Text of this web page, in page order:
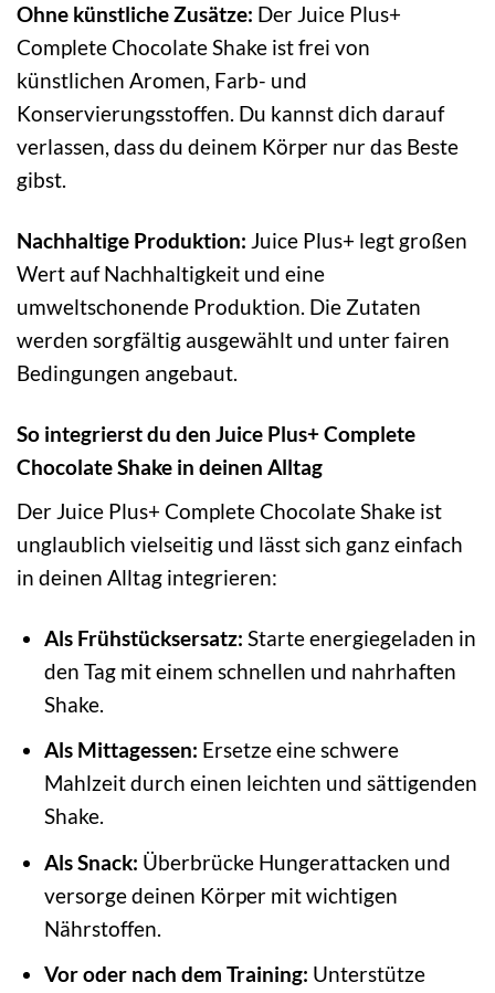
Ohne künstliche Zusätze: Der Juice Plus+
Complete Chocolate Shake ist frei von
künstlichen Aromen, Farb- und
Konservierungsstoffen. Du kannst dich darauf
verlassen, dass du deinem Körper nur das Beste
gibst.
Nachhaltige Produktion: Juice Plus+ legt großen
Wert auf Nachhaltigkeit und eine
umweltschonende Produktion. Die Zutaten
werden sorgfältig ausgewählt und unter fairen
Bedingungen angebaut.
So integrierst du den Juice Plus+ Complete
Chocolate Shake in deinen Alltag
Der Juice Plus+ Complete Chocolate Shake ist
unglaublich vielseitig und lässt sich ganz einfach
in deinen Alltag integrieren:
Als Frühstücksersatz: Starte energiegeladen in
den Tag mit einem schnellen und nahrhaften
Shake.
Als Mittagessen: Ersetze eine schwere
Mahlzeit durch einen leichten und sättigenden
Shake.
Als Snack: Überbrücke Hungerattacken und
versorge deinen Körper mit wichtigen
Nährstoffen.
Vor oder nach dem Training: Unterstütze